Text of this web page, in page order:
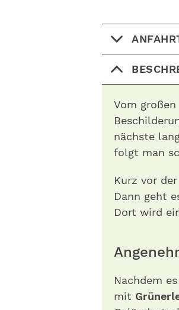
Vom
nächste
folgt man
Kurz vor
Dann geht
Dort wird
Nachdem
mit